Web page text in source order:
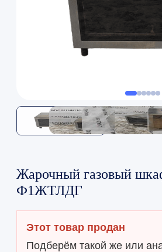
Жарочный газовый
Ф1ЖТЛДГ
Этот товар продан
Подберём такой же или